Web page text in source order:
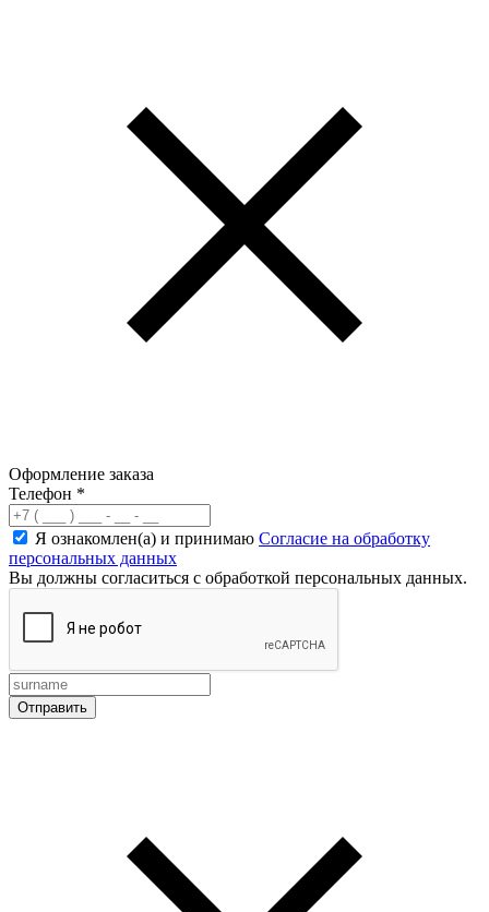
Оформление заказа
Телефон *
Я ознакомлен(а) и принимаю Согласие на обработку
персональных данных
Вы должны согласиться с обработкой персональных данных.